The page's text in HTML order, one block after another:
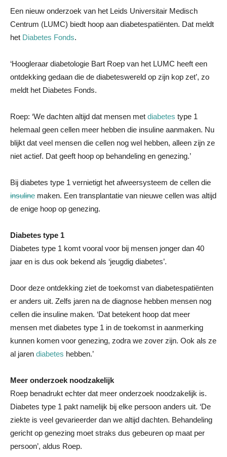
Een nieuw onderzoek van het Leids Universitair Medisch
Centrum (LUMC) biedt hoop aan diabetespatiënten. Dat meldt
het Diabetes Fonds.
‘Hoogleraar diabetologie Bart Roep van het LUMC heeft een
ontdekking gedaan die de diabeteswereld op zijn kop zet’, zo
meldt het Diabetes Fonds.
Roep: ‘We dachten altijd dat mensen met diabetes type 1
helemaal geen cellen meer hebben die insuline aanmaken. Nu
blijkt dat veel mensen die cellen nog wel hebben, alleen zijn ze
niet actief. Dat geeft hoop op behandeling en genezing.’
Bij diabetes type 1 vernietigt het afweersysteem de cellen die
insuline maken. Een transplantatie van nieuwe cellen was altijd
de enige hoop op genezing.
Diabetes type 1
Diabetes type 1 komt vooral voor bij mensen jonger dan 40
jaar en is dus ook bekend als ‘jeugdig diabetes’.
Door deze ontdekking ziet de toekomst van diabetespatiënten
er anders uit. Zelfs jaren na de diagnose hebben mensen nog
cellen die insuline maken. ‘Dat betekent hoop dat meer
mensen met diabetes type 1 in de toekomst in aanmerking
kunnen komen voor genezing, zodra we zover zijn. Ook als ze
al jaren diabetes hebben.’
Meer onderzoek noodzakelijk
Roep benadrukt echter dat meer onderzoek noodzakelijk is.
Diabetes type 1 pakt namelijk bij elke persoon anders uit. ‘De
ziekte is veel gevarieerder dan we altijd dachten. Behandeling
gericht op genezing moet straks dus gebeuren op maat per
persoon’, aldus Roep.